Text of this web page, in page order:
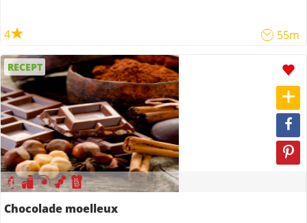
4 55m
RECEPT
Chocolade moelleux